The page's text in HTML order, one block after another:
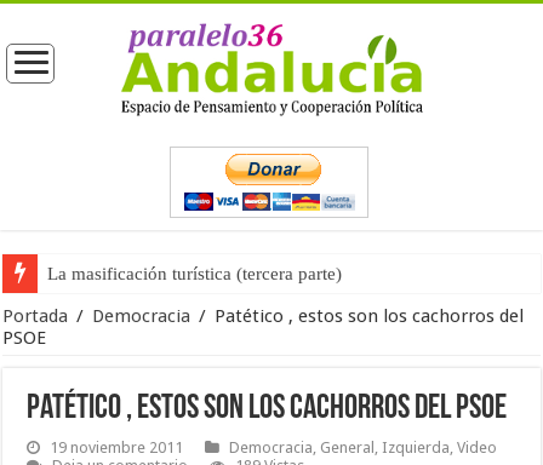
La masificación turística (tercera parte)
La opinión pública ante las próximas elecciones generales
Portada / Democracia / Patético , estos son los cachorros del
PSOE
Patético , estos son los cachorros del PSOE
19 noviembre 2011 Democracia, General , Izquierda,Video